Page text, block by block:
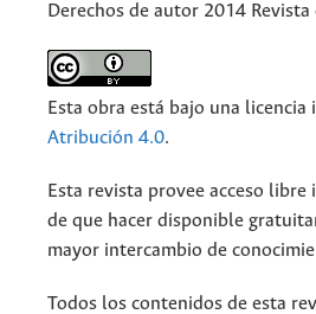
Derechos de autor 2014 Revista
Esta obra está bajo una licencia
Atribución 4.0.
Esta revista provee acceso
de que hacer disponible
mayor intercambio de
Todos los contenidos de esta